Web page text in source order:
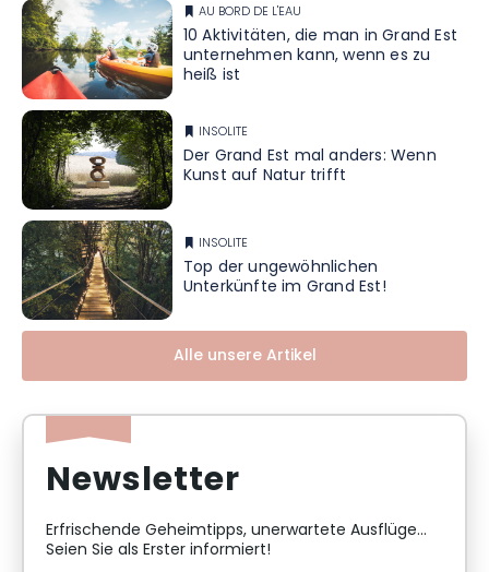
AU BORD DE L'EAU
10 Aktivitäten, die man in Grand Est
unternehmen kann, wenn es zu
heiß ist
INSOLITE
Der Grand Est mal anders: Wenn
Kunst auf Natur trifft
INSOLITE
Top der ungewöhnlichen
Unterkünfte im Grand Est!
Alle unsere Artikel
Newsletter
Erfrischende Geheimtipps, unerwartete Ausflüge...
Seien Sie als Erster informiert!